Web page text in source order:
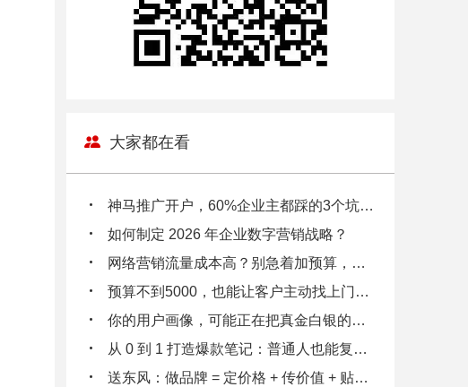
大家都在看
神马推广开户，60%企业主都踩的3个坑，你中招了吗？
如何制定 2026 年企业数字营销战略？
网络营销流量成本高？别急着加预算，先看看你的数据漏斗在漏多少钱！
预算不到5000，也能让客户主动找上门？小企业主都在偷偷用的3个低成本引流逻辑
你的用户画像，可能正在把真金白银的客户往外推
从 0 到 1 打造爆款笔记：普通人也能复制的流量密码
送东风：做品牌 = 定价格 + 传价值 + 贴标签 + 秀实力 + 给体验